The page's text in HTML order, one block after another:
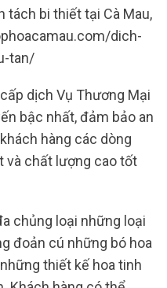
tách bi thiết tại Cà Mau,
dich-
tan/
dịch Vụ Thương Mại
bậc nhất, đảm bảo an
hàng các dòng
và chất lượng cao tốt
chủng loại những loại
đoản cú những bó hoa
thiết kế hoa tinh